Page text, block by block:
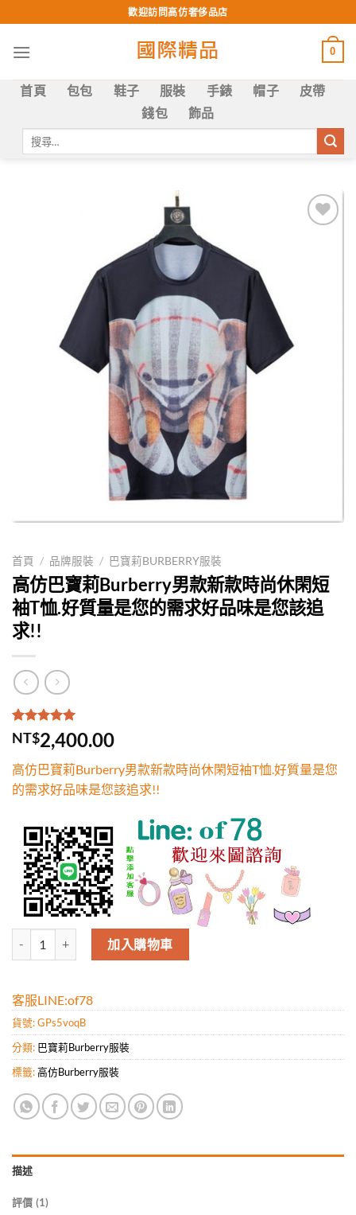
to
content
歡迎訪問高仿奢侈品店
0
首頁 包包 鞋子 服裝 手錶 帽子
皮帶
錢包
飾品
首頁 / 品牌服裝 / 巴寶莉BURBERRY服裝
高仿巴寶莉Burberry男款新款時尚休閑短
袖T恤.好質量是您的需求好品味是您該追
求!!
評分5.00/
5，已有
1
位
分
NT$2,400.00
高仿巴寶莉Burberry男款新款時尚休閑短袖T恤.好質量是您
的需求好品味是您該追求!!
高仿巴寶莉Burberry男款新款時尚休閑短袖T恤.好質量是您的需求好
加入購物車
客服LINE:of78
貨號:GPs5voqB
分類: 巴寶莉Burberry服裝
標籤:高仿Burberry服裝
描述
評價 (1)